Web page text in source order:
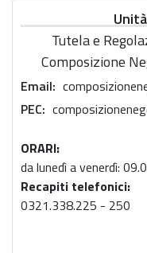
Tutela e
Composizione
Email
PEC
ORARI:
da lunedì a venerdì:
Recapiti telefonici:
0321.338.225 - 250